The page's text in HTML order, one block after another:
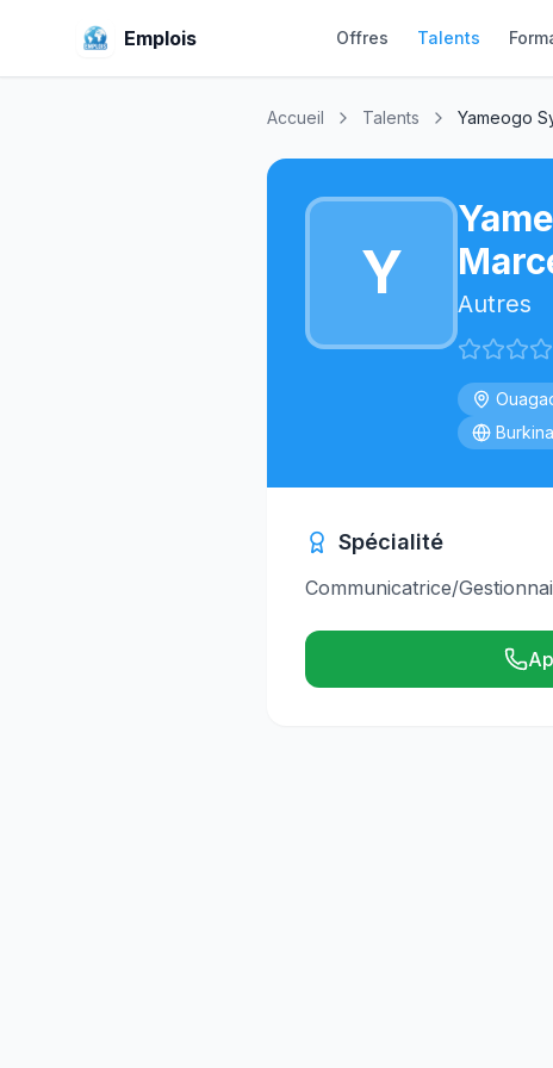
Emplois Offres Talents
Accueil Talents Yameogo
Y Autres
Spécialité
Communicatrice/